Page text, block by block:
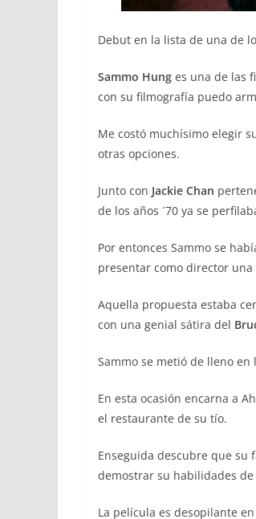
Debut en la lista de una de
Sammo Hung es una de las
con su filmografía puedo
Me costó muchísimo elegir
otras opciones.
Junto con Jackie Chan
de los años ´70 ya se
Por entonces Sammo se
presentar como director
Aquella propuesta estaba
con una genial sátira del
Sammo se metió de lleno
En esta ocasión encarna a
el restaurante de su tío.
Enseguida descubre que
demostrar su habilidades
La película es desopilante